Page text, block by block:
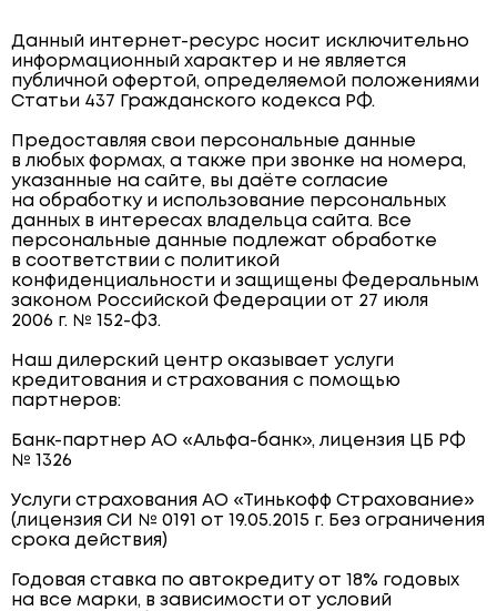
Данный интернет-ресурс носит исключительно
информационный характер и не является
публичной офертой, определяемой положениями
Статьи 437 Гражданского кодекса РФ.
Предоставляя свои персональные данные
в любых формах, а также при звонке на номера,
указанные на сайте, вы даёте согласие
на обработку и использование персональных
данных в интересах владельца сайта. Все
персональные данные подлежат обработке
в соответствии с политикой
конфиденциальности и защищены Федеральным
законом Российской Федерации от 27 июля
2006 г. № 152-ФЗ.
Наш дилерский центр оказывает услуги
кредитования и страхования с помощью
партнеров:
Банк-партнер АО «Альфа-банк», лицензия ЦБ РФ
№ 1326
Услуги страхования АО «Тинькофф Страхование»
(лицензия СИ № 0191 от 19.05.2015 г. Без ограничения
срока действия)
Годовая ставка по автокредиту от 18% годовых
на все марки, в зависимости от условий